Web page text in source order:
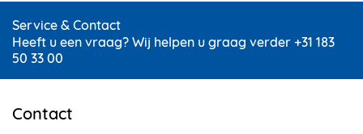
Service & Contact
Heeft u een vraag? Wij helpen u graag verder +31 183
50 33 00
Contact